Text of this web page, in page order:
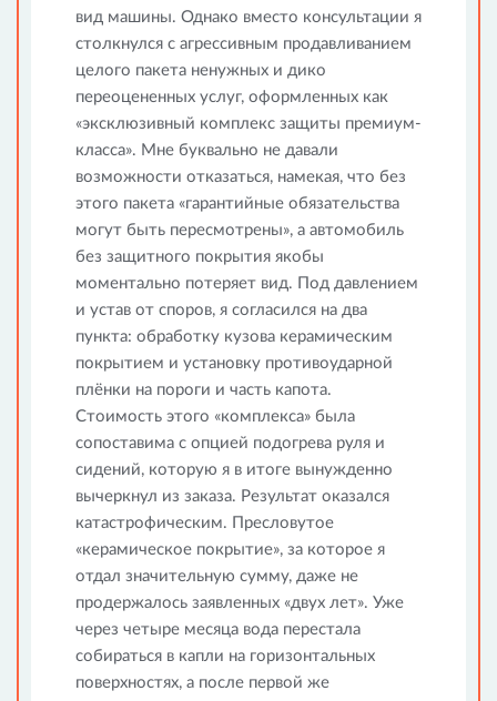
вид машины. Однако вместо консультации я
столкнулся с агрессивным продавливанием
целого пакета ненужных и дико
переоцененных услуг, оформленных как
«эксклюзивный комплекс защиты премиум-
класса». Мне буквально не давали
возможности отказаться, намекая, что без
этого пакета «гарантийные обязательства
могут быть пересмотрены», а автомобиль
без защитного покрытия якобы
моментально потеряет вид. Под давлением
и устав от споров, я согласился на два
пункта: обработку кузова керамическим
покрытием и установку противоударной
плёнки на пороги и часть капота.
Стоимость этого «комплекса» была
сопоставима с опцией подогрева руля и
сидений, которую я в итоге вынужденно
вычеркнул из заказа. Результат оказался
катастрофическим. Пресловутое
«керамическое покрытие», за которое я
отдал значительную сумму, даже не
продержалось заявленных «двух лет». Уже
через четыре месяца вода перестала
собираться в капли на горизонтальных
поверхностях, а после первой же